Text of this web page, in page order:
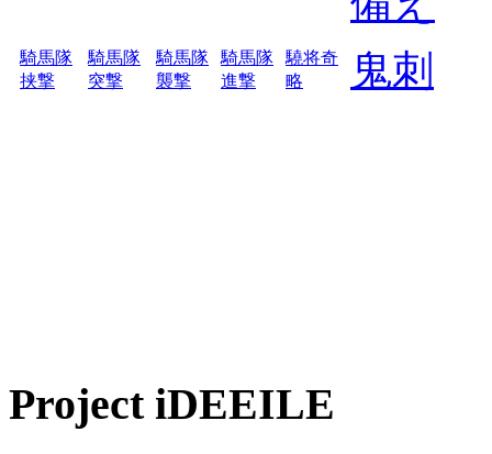
騎馬隊
挟撃
騎馬隊
突撃
騎馬隊
襲撃
騎馬隊
進撃
驍将奇
略
鬼刺
Project iDEEILE